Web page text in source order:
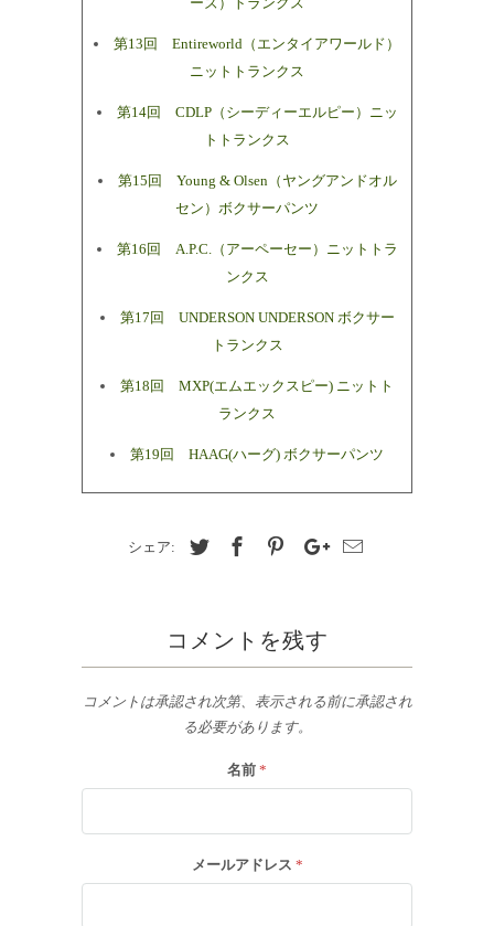
第13回 Entireworld（エンタイアワールド）
ニットトランクス
第14回 CDLP（シーディーエルピー）ニッ
トトランクス
第15回 Young & Olsen（ヤングアンドオル
セン）ボクサーパンツ
第16回 A.P.C.（アーペーセー）ニットトラ
ンクス
第17回 UNDERSON UNDERSON ボクサー
トランクス
第18回 MXP(エムエックスピー) ニットト
ランクス
第19回 HAAG(ハーグ) ボクサーパンツ
シェア:
コメントを残す
コメントは承認され次第、表示される前に承認され
る必要があります。
名前 *
メールアドレス *